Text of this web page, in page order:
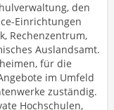
den
Einrichtungen
Rechenzentrum,
Auslandsamt.
für die
im Umfeld
zuständig.
Hochschulen,